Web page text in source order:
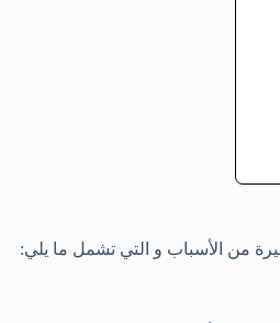
من الأسباب و التي تشمل ما يلي: